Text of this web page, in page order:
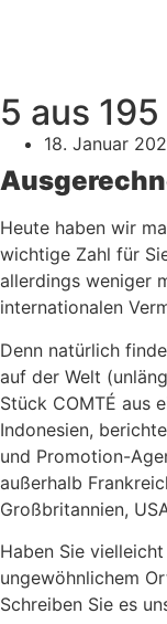
5 aus 195
18. Januar
Heute haben wir
wichtige Zahl für
allerdings weniger
internationalen
Denn natürlich
auf der Welt
Stück COMTÉ aus
Indonesien,
und Promotion-
außerhalb
Großbritannien,
Haben Sie
ungewöhnlichem
Schreiben Sie es